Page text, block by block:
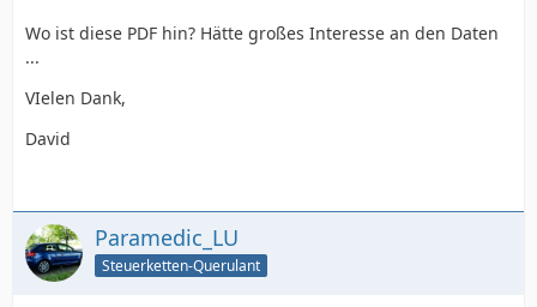
Wo ist diese PDF hin? Hätte großes Interesse an den Daten
...
VIelen Dank,
David
Paramedic_LU
Steuerketten-Querulant